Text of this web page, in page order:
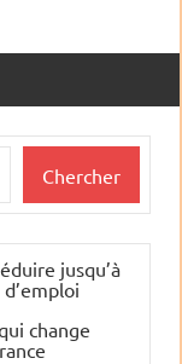
Chercher
jusqu’à
change